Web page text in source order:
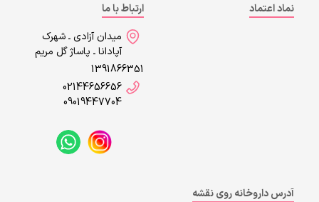
نماد اعتماد
ارتباط با ما
میدان آزادی ـ شهرک
آپادانا ـ پاساژ گل مریم
1391866351
02144656656
09019447704
آدرس داروخانه روی نقشه